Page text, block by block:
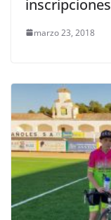
inscripciones
marzo 23, 2018